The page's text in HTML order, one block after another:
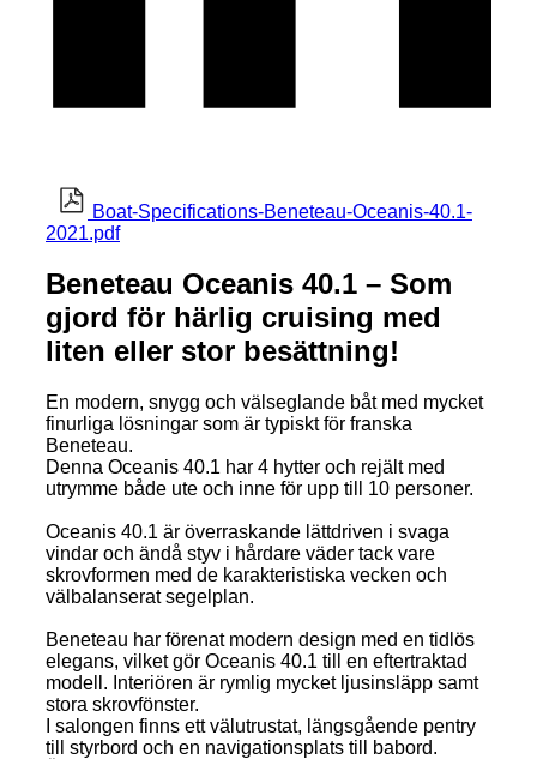
Boat-Specifications-Beneteau-Oceanis-40.1-
2021.pdf
Beneteau Oceanis 40.1 – Som
gjord för härlig cruising med
liten eller stor besättning!
En modern, snygg och välseglande båt med mycket
finurliga lösningar som är typiskt för franska
Beneteau.
Denna Oceanis 40.1 har 4 hytter och rejält med
utrymme både ute och inne för upp till 10 personer.
Oceanis 40.1 är överraskande lättdriven i svaga
vindar och ändå styv i hårdare väder tack vare
skrovformen med de karakteristiska vecken och
välbalanserat segelplan.
Beneteau har förenat modern design med en tidlös
elegans, vilket gör Oceanis 40.1 till en eftertraktad
modell. Interiören är rymlig mycket ljusinsläpp samt
stora skrovfönster.
I salongen finns ett välutrustat, längsgående pentry
till styrbord och en navigationsplats till babord.